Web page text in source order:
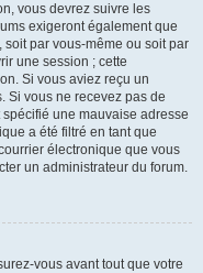
vous devrez suivre les
exigeront également que
par vous-même ou soit par
une session ; cette
Si vous aviez reçu un
Si vous ne recevez pas de
une mauvaise adresse
a été filtré en tant que
électronique que vous
un administrateur du forum.
vous avant tout que votre